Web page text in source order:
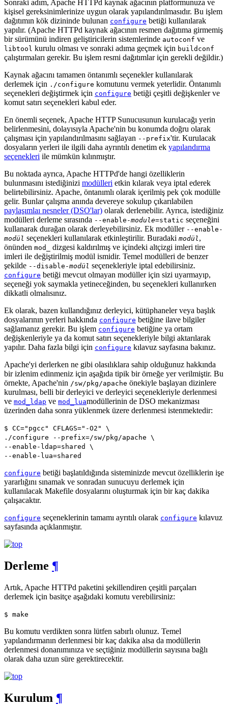
Sonraki adım, Apache HTTPd kaynak ağacının platformunuza ve
kişisel gereksinimlerinize uygun olarak yapılandırılmasıdır. Bu işlem
dağıtımın kök dizininde bulunan configure betiği kullanılarak
yapılır. (Apache HTTPd kaynak ağacının resmen dağıtıma girmemiş
bir sürümünü indiren geliştiricilerin sistemlerinde autoconf ve
libtool kurulu olması ve sonraki adıma geçmek için buildconf
çalıştırmaları gerekir. Bu işlem resmi dağıtımlar için gerekli değildir.)
Kaynak ağacını tamamen öntanımlı seçenekler kullanılarak
derlemek için ./configure komutunu vermek yeterlidir. Öntanımlı
seçenekleri değiştirmek için configure betiği çeşitli değişkenler ve
komut satırı seçenekleri kabul eder.
En önemli seçenek, Apache HTTP Sunucusunun kurulacağı yerin
belirlenmesini, dolayısıyla Apache'nin bu konumda doğru olarak
çalışması için yapılandırılmasını sağlayan --prefix'tir. Kurulacak
dosyaların yerleri ile ilgili daha ayrıntılı denetim ek yapılandırma
seçenekleri ile mümkün kılınmıştır.
Bu noktada ayrıca, Apache HTTPd'de hangi özelliklerin
bulunmasını istediğinizi modülleri etkin kılarak veya iptal ederek
belirtebilirsiniz. Apache, öntanımlı olarak içerilmiş pek çok modülle
gelir. Bunlar çalışma anında devereye sokulup çıkarılabilen
paylaşımlaı nesneler (DSO'lar) olarak derlenebilir. Ayrıca, istediğiniz
modülleri derleme sırasında --enable-module=static seçeneğini
kullanarak durağan olarak derleyebilirsiniz. Ek modüller --enable-
modül seçenekleri kullanılarak etkinleştirilir. Buradaki modül ,
önünden mod_
dizgesi kaldırılmış ve içindeki altçizgi imleri tire
imleri ile değiştirilmiş modül ismidir. Temel modülleri de benzer
şekilde --disable-modül seçenekleriyle iptal edebilirsiniz.
configure betiği mevcut olmayan modüller için sizi uyarmayıp,
seçeneği yok saymakla yetineceğinden, bu seçenekleri kullanırken
dikkatli olmalısınız.
Ek olarak, bazen kullandığınız derleyici, kütüphaneler veya başlık
dosyalarının yerleri hakkında configure betiğine ilave bilgiler
sağlamanız gerekir. Bu işlem configure betiğine ya ortam
değişkenleriyle ya da komut satırı seçenekleriyle bilgi aktarılarak
yapılır. Daha fazla bilgi için configure kılavuz sayfasına bakınız.
Apache'yi derlerken ne gibi olasılıklara sahip olduğunuz hakkında
bir izlenim edinmeniz için aşağıda tipik bir örneğe yer verilmiştir. Bu
örnekte, Apache'nin /sw/pkg/apache önekiyle başlayan dizinlere
kurulması, belli bir derleyici ve derleyici seçenekleriyle derlenmesi
ve mod_ldap ve mod_luamodüllerinin de DSO mekanizması
üzerinden daha sonra yüklenmek üzere derlenmesi istenmektedir:
$ CC="pgcc" CFLAGS="-O2" \
./configure --prefix=/sw/pkg/apache \
--enable-ldap=shared \
--enable-lua=shared
configure betiği başlatıldığında sisteminizde mevcut özelliklerin işe
yararlığını sınamak ve sonradan sunucuyu derlemek için
kullanılacak Makefile dosyalarını oluşturmak için bir kaç dakika
çalışacaktır.
configure seçeneklerinin tamamı ayrıtılı olarak configure kılavuz
sayfasında açıklanmıştır.
Derleme ¶
Artık, Apache HTTPd paketini şekillendiren çeşitli parçaları
derlemek için basitçe aşağıdaki komutu verebilirsiniz:
$ make
Bu komutu verdikten sonra lütfen sabırlı olunuz. Temel
yapılandırmanın derlenmesi bir kaç dakika alsa da modüllerin
derlenmesi donanımınıza ve seçtiğiniz modüllerin sayısına bağlı
olarak daha uzun süre gerektirecektir.
Kurulum ¶